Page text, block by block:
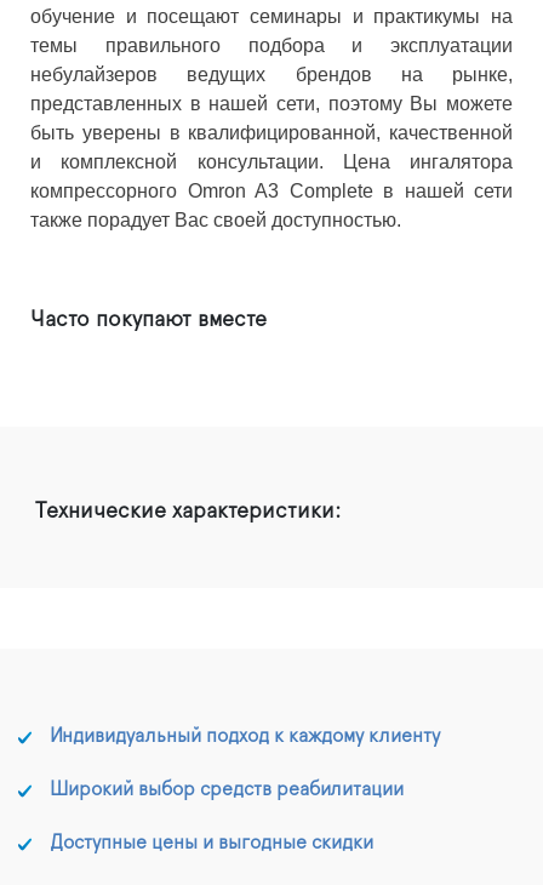
обучение и посещают семинары и практикумы на
темы правильного подбора и эксплуатации
небулайзеров ведущих брендов на рынке,
представленных в нашей сети, поэтому Вы можете
быть уверены в квалифицированной, качественной
и комплексной консультации. Цена ингалятора
компрессорного Omron A3 Complete в нашей сети
также порадует Вас своей доступностью.
Часто покупают вместе
Технические характеристики:
Индивидуальный подход к каждому клиенту
Широкий выбор средств реабилитации
Доступные цены и выгодные скидки